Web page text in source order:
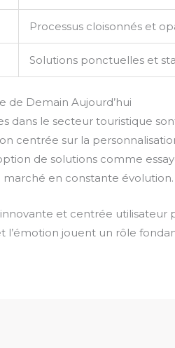
Processus cloisonnés et
Solutions ponctuelles et
de Demain Aujourd’hui
dans le secteur touristique
centrée sur la
de solutions comme
en constante évolution.
et centrée utilisateur
l’émotion jouent un rôle